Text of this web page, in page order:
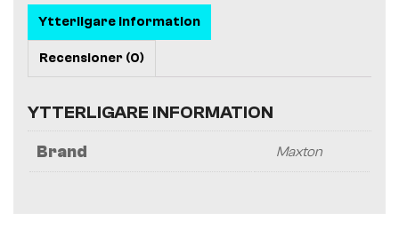
Ytterligare information
Recensioner (0)
YTTERLIGARE INFORMATION
Brand Maxton